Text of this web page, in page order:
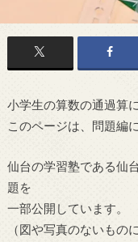
小学生の算数の通過算
このページは、問題編
仙台の学習塾である仙
題を
一部公開しています。
（図や写真のないもの